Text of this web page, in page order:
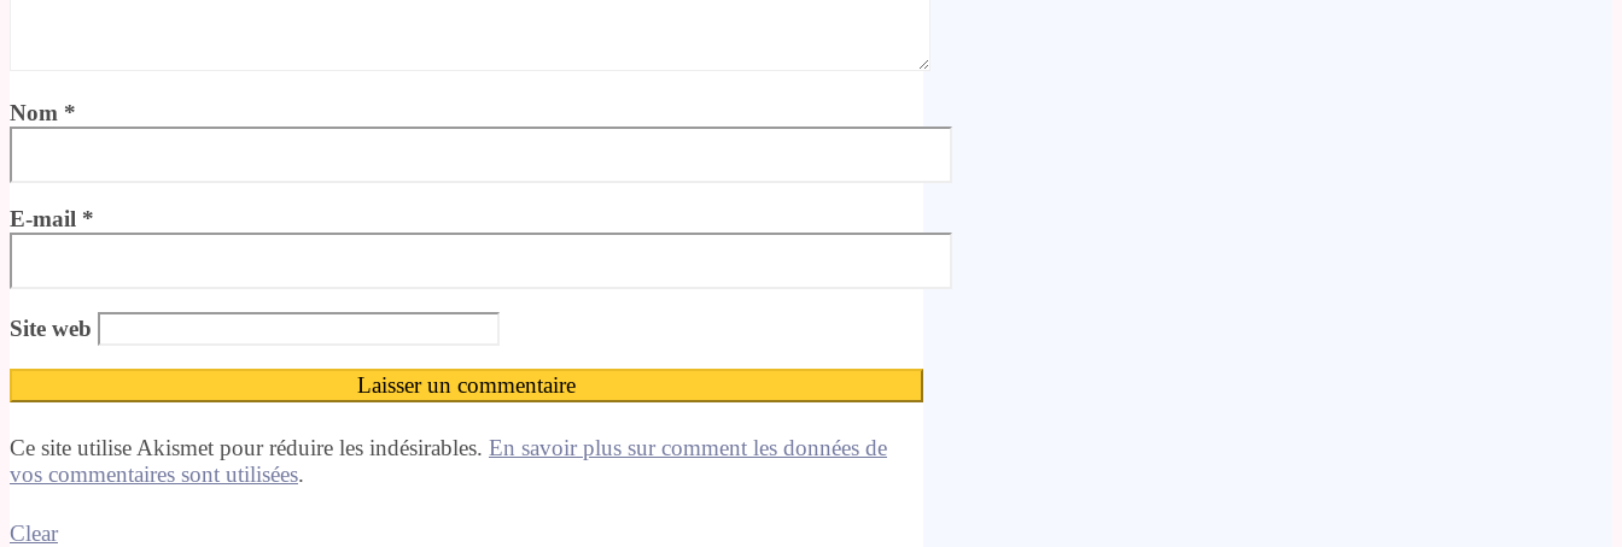
Nom *
E-mail *
Site web
Ce site utilise Akismet pour réduire les indésirables. En savoir plus sur comment les données de
vos commentaires sont utilisées.
Clear